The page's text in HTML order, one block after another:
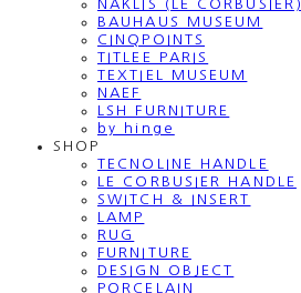
NAKLIS (LE CORBUSIER)
BAUHAUS MUSEUM
CINQPOINTS
TITLEE PARIS
TEXTIEL MUSEUM
NAEF
LSH FURNITURE
by hinge
SHOP
TECNOLINE HANDLE
LE CORBUSIER HANDLE
SWITCH & INSERT
LAMP
RUG
FURNITURE
DESIGN OBJECT
PORCELAIN